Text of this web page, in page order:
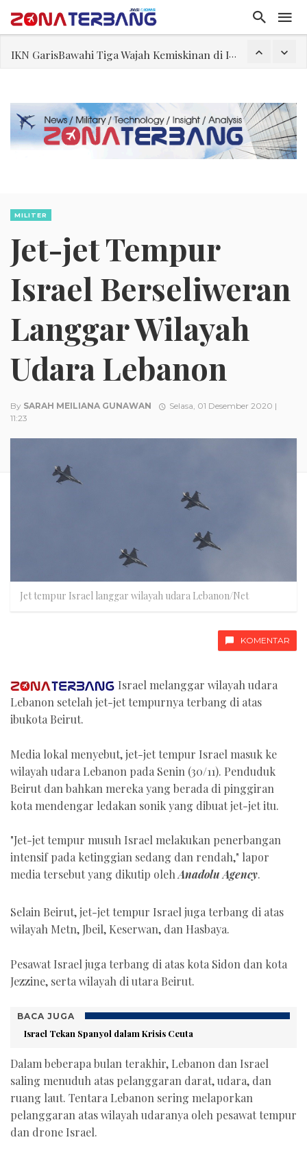
Belajar dari kalah 3-0 dengan Vietnam: Sepak Bola Tidak Mengenal Jalan Pintas
IKN Mengurai Benang Kusut Pengentasan Kemiskinan
MILITER
Jet-jet Tempur
Israel Berseliweran
Langgar Wilayah
Udara Lebanon
By SARAH MEILIANA GUNAWAN
Selasa, 01 Desember 2020 |
11:23
Jet tempur Israel langgar wilayah udara Lebanon/Net
KOMENTAR
Israel melanggar wilayah udara
Lebanon setelah jet-jet tempurnya terbang di atas
ibukota Beirut.
Media lokal menyebut, jet-jet tempur Israel masuk ke
wilayah udara Lebanon pada Senin (30/11). Penduduk
Beirut dan bahkan mereka yang berada di pinggiran
kota mendengar ledakan sonik yang dibuat jet-jet itu.
"Jet-jet tempur musuh Israel melakukan penerbangan
intensif pada ketinggian sedang dan rendah," lapor
media tersebut yang dikutip oleh Anadolu Agency.
Selain Beirut, jet-jet tempur Israel juga terbang di atas
wilayah Metn, Jbeil, Keserwan, dan Hasbaya.
Pesawat Israel juga terbang di atas kota Sidon dan kota
Jezzine, serta wilayah di utara Beirut.
BACA JUGA
Israel Tekan Spanyol dalam Krisis Ceuta
Dalam beberapa bulan terakhir, Lebanon dan Israel
saling menuduh atas pelanggaran darat, udara, dan
ruang laut. Tentara Lebanon sering melaporkan
pelanggaran atas wilayah udaranya oleh pesawat tempur
dan drone Israel.